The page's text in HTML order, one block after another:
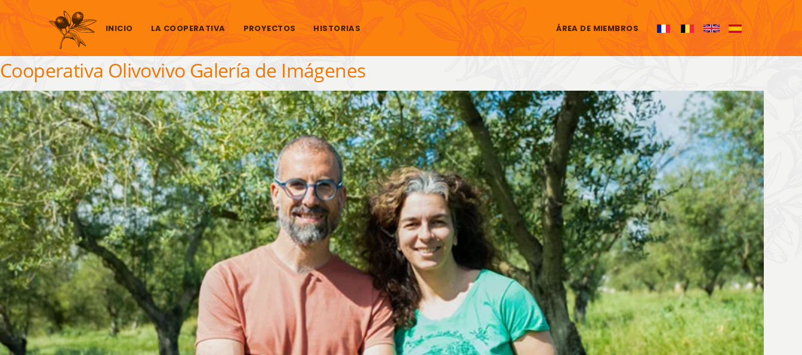
Saltar al contenido
INICIO LA COOPERATIVA PROYECTOS HISTORIAS ÁREA DE MIEMBROS
Cooperativa Olivovivo Galería de Imágenes